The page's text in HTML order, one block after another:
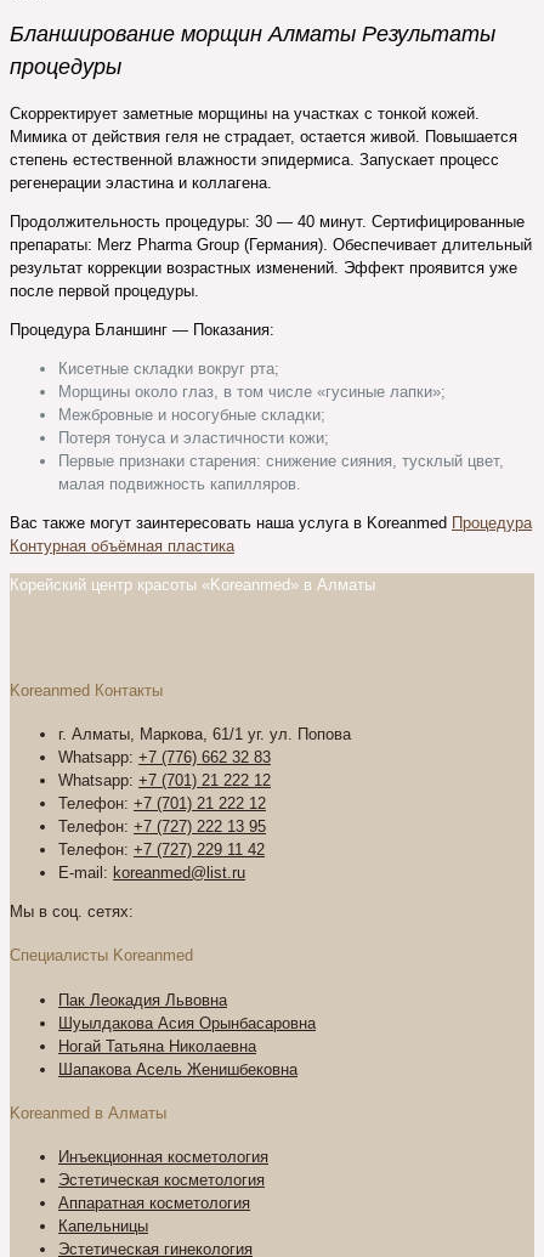
Бланширование морщин Алматы Результаты
процедуры
Скорректирует заметные морщины на участках с тонкой кожей.
Мимика от действия геля не страдает, остается живой. Повышается
степень естественной влажности эпидермиса. Запускает процесс
регенерации эластина и коллагена.
Продолжительность процедуры: 30 — 40 минут. Сертифицированные
препараты: Merz Pharma Group (Германия). Обеспечивает длительный
результат коррекции возрастных изменений. Эффект проявится уже
после первой процедуры.
Процедура Бланшинг — Показания:
Кисетные складки вокруг рта;
Морщины около глаз, в том числе «гусиные лапки»;
Межбровные и носогубные складки;
Потеря тонуса и эластичности кожи;
Первые признаки старения: снижение сияния, тусклый цвет,
малая подвижность капилляров.
Вас также могут заинтересовать наша услуга в Koreanmed Процедура
Контурная объёмная пластика
Корейский центр красоты «Koreanmed» в Алматы
Koreanmed Контакты
г. Алматы, Маркова, 61/1 уг. ул. Попова
Whatsapp: +7 (776) 662 32 83
Whatsapp: +7 (701) 21 222 12
Телефон: +7 (701) 21 222 12
Телефон: +7 (727) 222 13 95
Телефон: +7 (727) 229 11 42
E-mail: koreanmed@list.ru
Мы в соц. сетях:
Специалисты Koreanmed
Пак Леокадия Львовна
Шуылдакова Асия Орынбасаровна
Ногай Татьяна Николаевна
Шапакова Асель Женишбековна
Koreanmed в Алматы
Инъекционная косметология
Эстетическая косметология
Аппаратная косметология
Капельницы
Эстетическая гинекология